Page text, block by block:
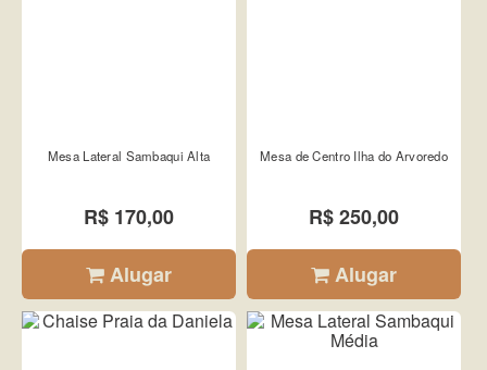
Mesa Lateral Sambaqui Alta
R$ 170,00
Alugar
Mesa de Centro Ilha do Arvoredo
R$ 250,00
Alugar